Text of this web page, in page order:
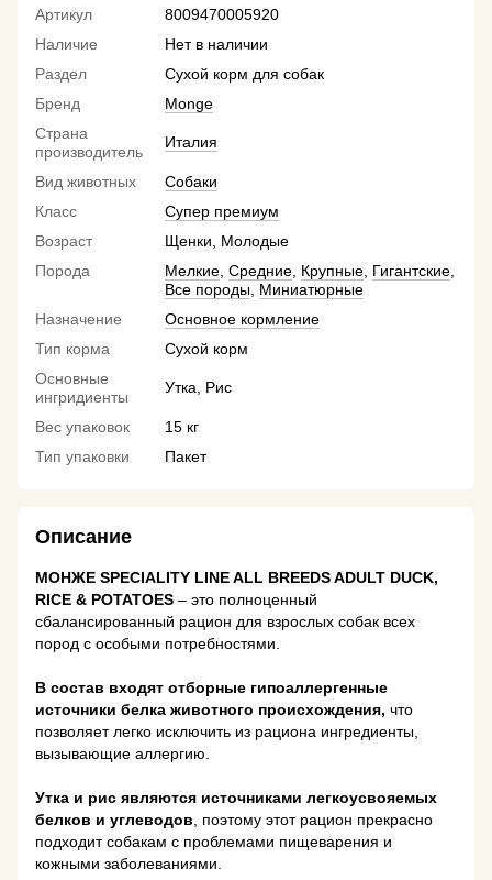
Артикул
8009470005920
Наличие
Нет в наличии
Раздел
Сухой корм для собак
Бренд
Monge
Страна
производитель
Италия
Вид животных
Собаки
Класс
Супер премиум
Возраст
Щенки, Молодые
Порода
Мелкие Средние Крупные Гигантские
Все породы Миниатюрные
Назначение
Основное кормление
Тип корма
Сухой корм
Основные
ингридиенты
Утка, Рис
Вес упаковок
15 кг
Тип упаковки
Пакет
Описание
МОНЖЕ SPECIALITY LINE ALL BREEDS ADULT DUCK,
RICE & POTATOES – это полноценный
сбалансированный рацион для взрослых собак всех
пород с особыми потребностями.
В состав входят отборные гипоаллергенные
источники белка животного происхождения, что
позволяет легко исключить из рациона ингредиенты,
вызывающие аллергию.
Утка и рис являются источниками легкоусвояемых
белков и углеводов , поэтому этот рацион прекрасно
подходит собакам с проблемами пищеварения и
кожными заболеваниями.